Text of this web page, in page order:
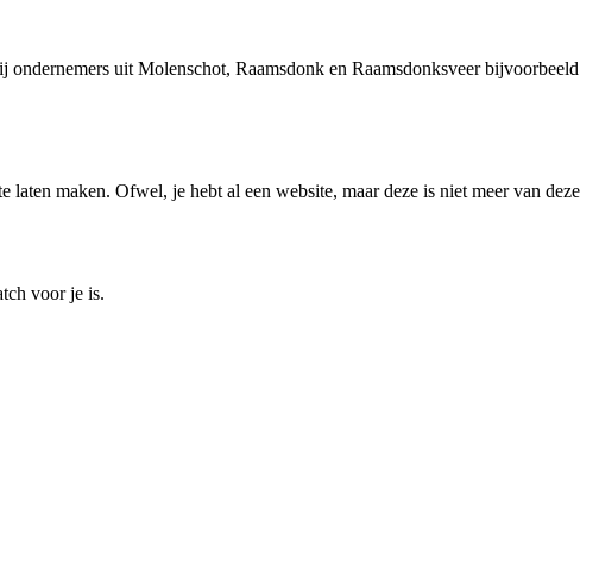
uit Molenschot, Raamsdonk en Raamsdonksveer bijvoorbeeld
maken. Ofwel, je hebt al een website, maar deze is niet meer van deze
voor je is.